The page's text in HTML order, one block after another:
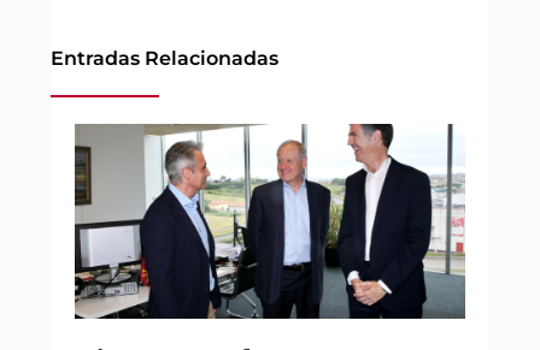
Entradas Relacionadas